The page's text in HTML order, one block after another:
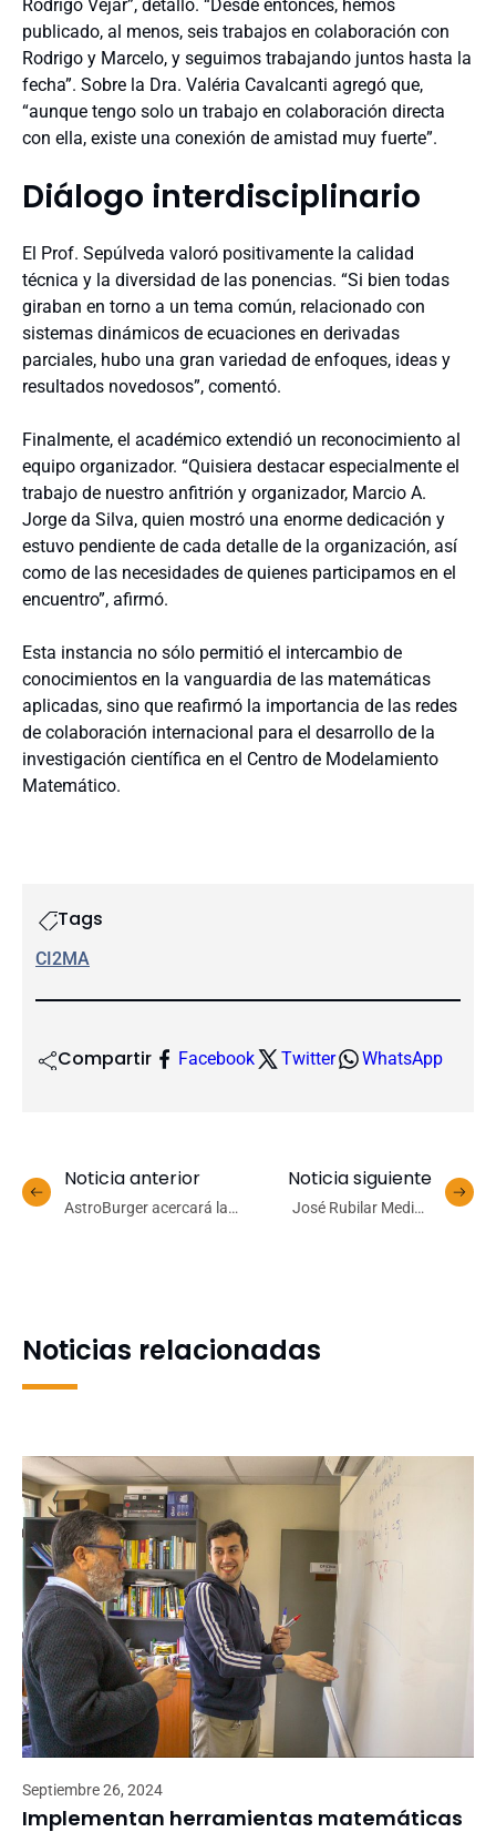
Rodrigo Véjar”, detalló. “Desde entonces, hemos
publicado, al menos, seis trabajos en colaboración con
Rodrigo y Marcelo, y seguimos trabajando juntos hasta la
fecha”. Sobre la Dra. Valéria Cavalcanti agregó que,
“aunque tengo solo un trabajo en colaboración directa
con ella, existe una conexión de amistad muy fuerte”.
Diálogo interdisciplinario
El Prof. Sepúlveda valoró positivamente la calidad
técnica y la diversidad de las ponencias. “Si bien todas
giraban en torno a un tema común, relacionado con
sistemas dinámicos de ecuaciones en derivadas
parciales, hubo una gran variedad de enfoques, ideas y
resultados novedosos”, comentó.
Finalmente, el académico extendió un reconocimiento al
equipo organizador. “Quisiera destacar especialmente el
trabajo de nuestro anfitrión y organizador, Marcio A.
Jorge da Silva, quien mostró una enorme dedicación y
estuvo pendiente de cada detalle de la organización, así
como de las necesidades de quienes participamos en el
encuentro”, afirmó.
Esta instancia no sólo permitió el intercambio de
conocimientos en la vanguardia de las matemáticas
aplicadas, sino que reafirmó la importancia de las redes
de colaboración internacional para el desarrollo de la
investigación científica en el Centro de Modelamiento
Matemático.
Tags
CI2MA
Compartir Facebook Twitter WhatsApp
Noticia anterior
AstroBurger acercará la
Noticia siguiente
José Rubilar Medina
Noticias relacionadas
Septiembre 26, 2024
Implementan herramientas matemáticas